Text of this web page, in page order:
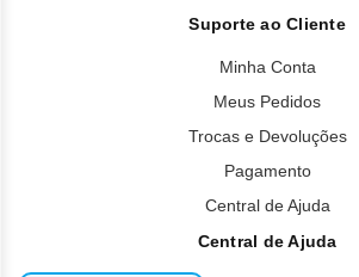
Suporte ao Cliente
Minha Conta
Meus Pedidos
Trocas e Devoluções
Pagamento
Central de Ajuda
Central de Ajuda